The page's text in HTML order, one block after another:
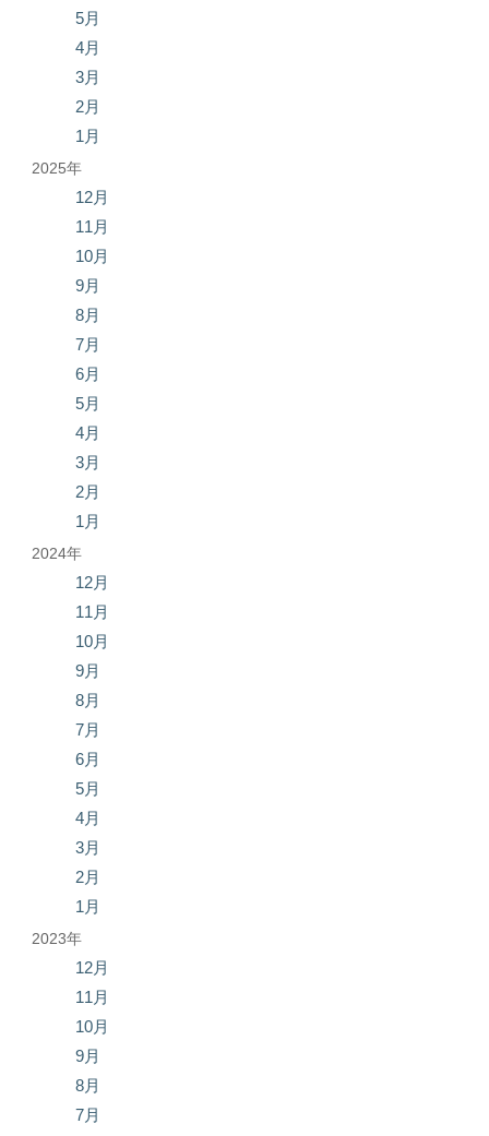
5月
4月
3月
2月
1月
2025年
12月
11月
10月
9月
8月
7月
6月
5月
4月
3月
2月
1月
2024年
12月
11月
10月
9月
8月
7月
6月
5月
4月
3月
2月
1月
2023年
12月
11月
10月
9月
8月
7月